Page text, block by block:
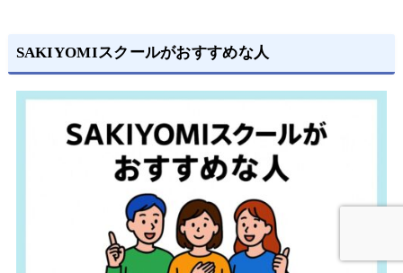
SAKIYOMIスクールがおすすめな人